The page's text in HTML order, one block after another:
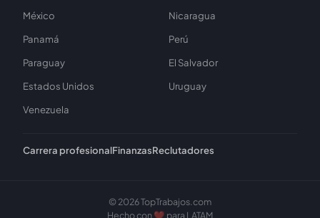
México
Nicaragua
Panamá
Perú
Paraguay
El Salvador
Estados Unidos
Uruguay
Venezuela
Carrera profesionalFinanzasReclutadores
© 2026 TopTrabajos.com
Hecho con ❤️ para LATAM